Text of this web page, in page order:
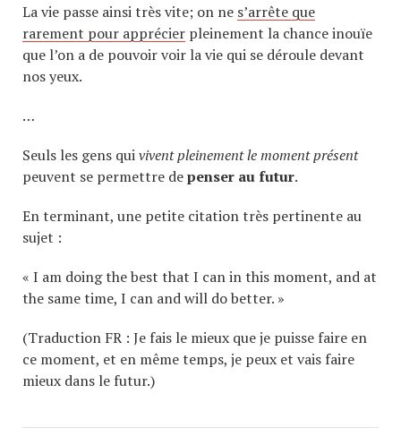
La vie passe ainsi très vite; on ne s’arrête que
rarement pour apprécier pleinement la chance inouïe
que l’on a de pouvoir voir la vie qui se déroule devant
nos yeux.
…
Seuls les gens quivivent pleinement le moment présent
peuvent se permettre depenser au futur.
En terminant, une petite citation très pertinente au
sujet :
« I am doing the best that I can in this moment, and at
the same time, I can and will do better. »
(Traduction FR : Je fais le mieux que je puisse faire en
ce moment, et en même temps, je peux et vais faire
mieux dans le futur.)